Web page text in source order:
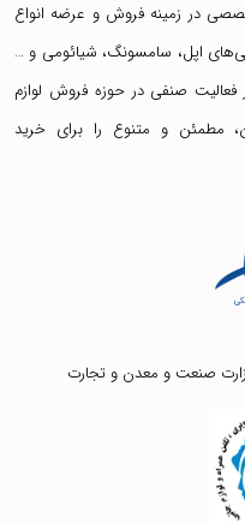
در زمینه فروش و عرضه انواع
اپل، سامسونگ، شیائومی و …
فعالیت صنفی در حوزه فروش لوازم
مطمئن و متنوع را برای خرید
صنعت و معدن و تجارت